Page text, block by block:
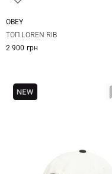
OBEY
ТОП LOREN RIB
2 900 грн